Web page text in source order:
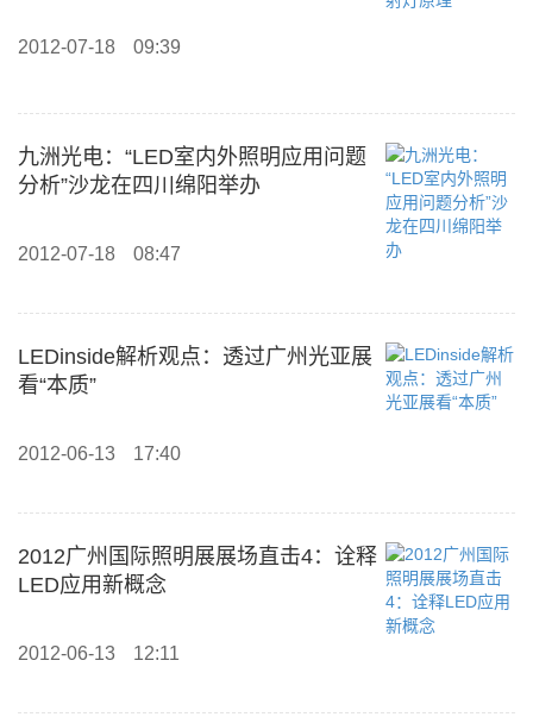
2012-07-18 09:39
九洲光电：“LED室内外照明应用问题
分析”沙龙在四川绵阳举办
2012-07-18 08:47
LEDinside解析观点：透过广州光亚展
看“本质”
2012-06-13 17:40
2012广州国际照明展展场直击4：诠释
LED应用新概念
2012-06-13 12:11